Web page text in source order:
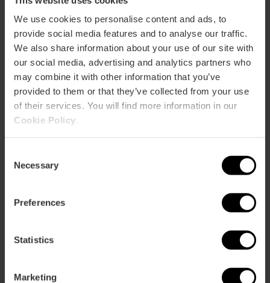
We use cookies to personalise content and ads, to
provide social media features and to analyse our traffic.
We also share information about your use of our site with
our social media, advertising and analytics partners who
may combine it with other information that you’ve
provided to them or that they’ve collected from your use
of their services. You will find more information in our
Cookie Policy
Selection
Necessary
Preferences
Statistics
Marketing
Cabanyal (B)
m2:70
Audit:60
School:36
Banquet:40
Cocktail: 65
m2:70
Audit:60
Banquet:40
Mislata (D)
School:36